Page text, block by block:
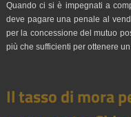
Quando ci si è impegnati a
deve pagare una penale al
per la concessione del mutuo
più che sufficienti per ottenere
Il tasso di mora